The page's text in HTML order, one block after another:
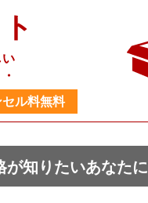
ル料無料
が知りたいあなたに